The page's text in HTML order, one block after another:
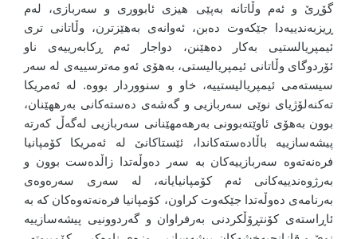
گۆڕێ و ئەم وڵاتانە بەپێی هیزی ئابووری و سەربازی، لەم
ڕیزبەندییەدا جێکەوت دەبن، ئەوانەی بەهێزترن، وڵاتانی تری
ئیمپریالستیی بەکار دەهێنن، دواجار ئەم ڕکابەرییەی ناو
ئۆردوگای وڵاتانی ئیمپریالیستی، بەهۆی ئەو مەترسییەی لە سەر
سیستەمی ئیمپریالیستییە، خاو و سنووردار بووە. لە ئەمریکا
تەکنەلۆژیای نوێی سەربازیی و گەشەی دەستەکانی بەرههێنان،
بوون بەهۆی ئاوێتەبوونی بەرهەمهێنانی سەربازیی لەگەڵ کەرتە
پیشەسازییە باڵادەستەکاندا، ئێستاکانێ لە ئەمریکا کۆمپانیا
فرەنەتەوە سەربازییەکان بە سەر دەوڵەتدا زاڵدەست بوون و
بەرژوەندییەکانی ئەم کۆمپانیایانە، لە سەری سەرەوەی
بەرنامەی دەوڵەتدا جێکەوت کراون، کۆمپانیا فرەنەتەوەکان کە بە
ئاڕاستەی کۆنتڕۆڵکردنی بەرفراوان و گەردوونیی پیشەسازییە